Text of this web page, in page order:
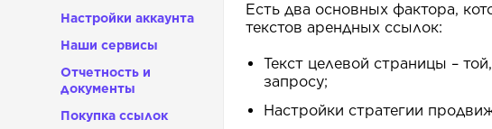
Есть два основных фактора,
текстов арендных ссылок:
Текст целевой страницы –
запросу;
Настройки стратегии
Настройки аккаунта
Наши сервисы
Отчетность и
документы
Покупка ссылок